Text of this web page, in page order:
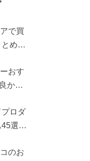
で買
め。
おす
かっ
プロダ
選。
のお